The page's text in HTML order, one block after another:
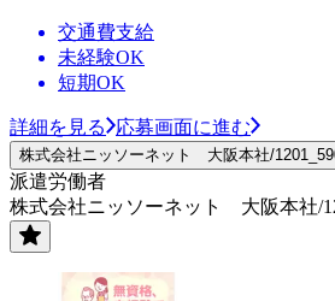
交通費支給
未経験OK
短期OK
詳細を見る 応募画面に進む
株式会社ニッソーネット 大阪本社/
派遣労働者
株式会社ニッソーネット 大阪本社/